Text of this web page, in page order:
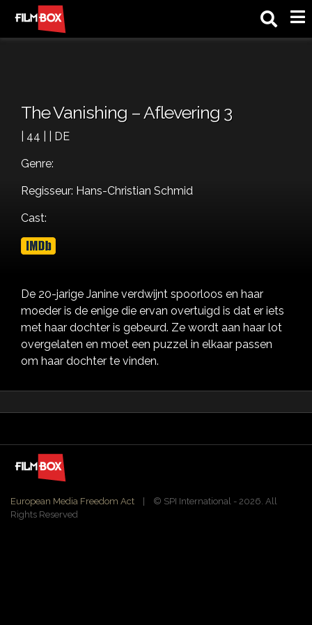
The Vanishing – Aflevering 3
| 44 | | DE
Genre:
Regisseur: Hans-Christian Schmid
Cast:
De 20-jarige Janine verdwijnt spoorloos en haar
moeder is de enige die ervan overtuigd is dat er iets
met haar dochter is gebeurd. Ze wordt aan haar lot
overgelaten en moet een puzzel in elkaar passen
om haar dochter te vinden.
European Media Freedom Act | ©️ SPI International - 2026. All
Rights Reserved